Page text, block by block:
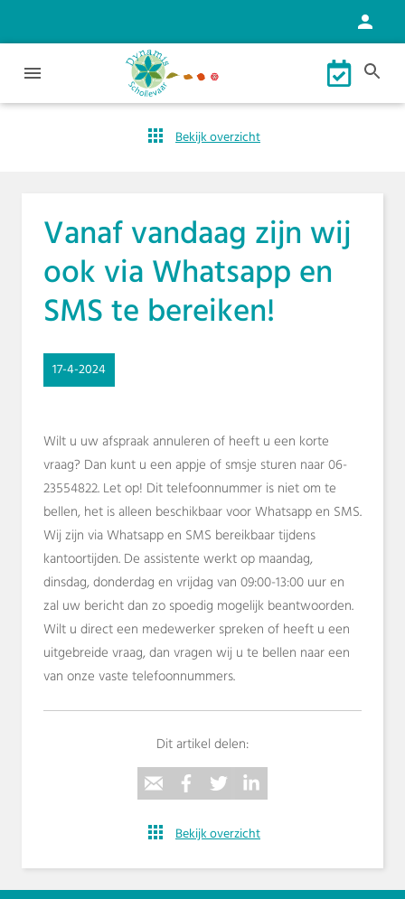
Bekijk overzicht
Vanaf vandaag zijn wij
ook via Whatsapp en
SMS te bereiken!
17-4-2024
Wilt u uw afspraak annuleren of heeft u een korte
vraag? Dan kunt u een appje of smsje sturen naar 06-
23554822. Let op! Dit telefoonnummer is niet om te
bellen, het is alleen beschikbaar voor Whatsapp en SMS.
Wij zijn via Whatsapp en SMS bereikbaar tijdens
kantoortijden. De assistente werkt op maandag,
dinsdag, donderdag en vrijdag van 09:00-13:00 uur en
zal uw bericht dan zo spoedig mogelijk beantwoorden.
Wilt u direct een medewerker spreken of heeft u een
uitgebreide vraag, dan vragen wij u te bellen naar een
van onze vaste telefoonnummers.
Dit artikel delen:
Bekijk overzicht